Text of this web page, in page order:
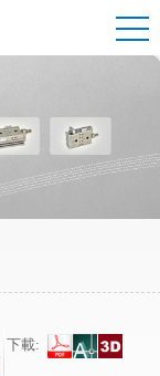
下載: